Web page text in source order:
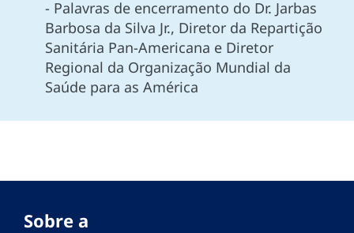
- Palavras de encerramento do Dr. Jarbas
Barbosa da Silva Jr., Diretor da Repartição
Sanitária Pan-Americana e Diretor
Regional da Organização Mundial da
Saúde para as América
Sobre a